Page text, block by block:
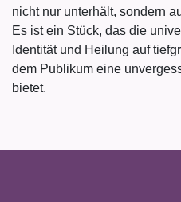
nicht nur unterhält, sondern
Es ist ein Stück, das die
Identität und Heilung auf
dem Publikum eine
bietet.